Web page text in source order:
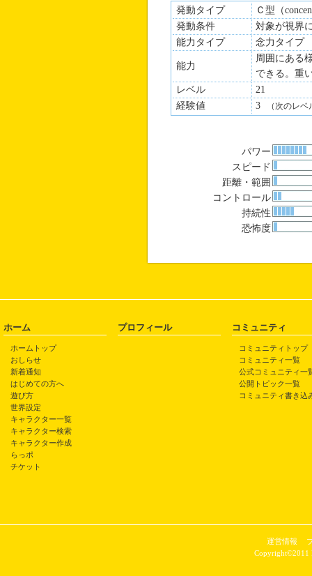
発動タイプ
Ｃ型（
発動条件
対象が視界
能力タイプ
念力タイプ
能力
周囲にある
できる。重
レベル
21
経験値
3 （次のレ
パワー
スピード
距離・範囲
コントロール
持続性
恐怖度
ホーム
ホームトップ
おしらせ
新着通知
はじめての方へ
遊び方
世界設定
キャラクター一覧
キャラクター検索
キャラクター作成
らっポ
チケット
プロフィール コミュニティ
コミュニティトップ
コミュニティ一覧
公式コミュニティ一
公開トピック一覧
コミュニティ書き込
運営情報
Copyright©2011